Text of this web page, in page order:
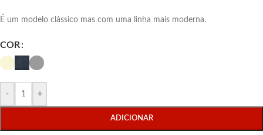
É um modelo clássico mas com uma linha mais moderna.
COR
- +
ADICIONAR